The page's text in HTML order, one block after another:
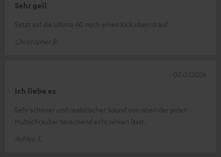
Sehr geil
Setzt auf die Ultima 40 noch einen Kick oben drauf
Christopher B.
Ich liebe es
Sehr schöner und realistischer Sound von oben der jeden
Hubschrauber täuschend echt wirken lässt.
Ashley T.
02.07.2026